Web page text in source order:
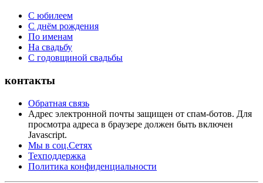
С юбилеем
С днём рождения
По именам
На свадьбу
С годовщиной свадьбы
контакты
Обратная связь
Адрес электронной почты защищен от спам-ботов. Для
просмотра адреса в браузере должен быть включен
Javascript.
Мы в соц.Сетях
Техподдержка
Политика конфиденциальности